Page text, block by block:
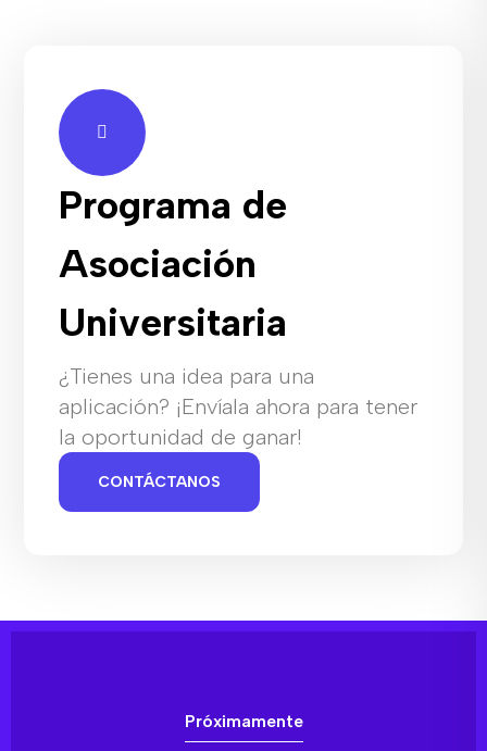
Programa de
Asociación
Universitaria
¿Tienes una idea para una
aplicación? ¡Envíala ahora para tener
la oportunidad de ganar!
CONTÁCTANOS
Próximamente